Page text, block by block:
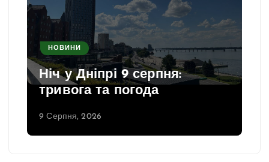
НОВИНИ
Ніч у Дніпрі 9 серпня:
тривога та погода
9 Серпня, 2026